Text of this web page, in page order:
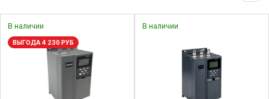
В наличии
ВЫГОДА 4 230 РУБ
В наличии